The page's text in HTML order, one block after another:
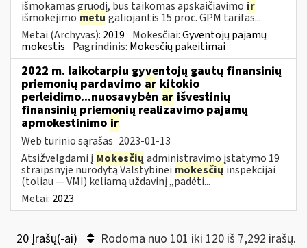
išmokamas gruodį, bus taikomas apskaičiavimo ir
išmokėjimo metu galiojantis 15 proc. GPM tarifas...
Metai (Archyvas): 2019 Mokesčiai:Gyventojų pajamų
mokestis Pagrindinis: Mokesčių pakeitimai
2022 m. laikotarpiu gyventojų gautų finansinių
priemonių pardavimo ar kitokio
perleidimo...nuosavybėn ar išvestinių
finansinių priemonių realizavimo pajamų
apmokestinimo ir
Web turinio sąrašas 2023-01-13
Atsižvelgdami į Mokesčių administravimo įstatymo 19
straipsnyje nurodytą Valstybinei mokesčių inspekcijai
(toliau — VMI) keliamą uždavinį „padėti...
Metai: 2023
20 Įrašų(-ai) Rodoma nuo 101 iki 120 iš 7,292 irašų.